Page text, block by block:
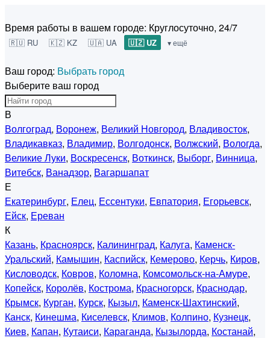
Время работы в вашем городе: Круглосуточно, 24/7
🇷🇺 RU 🇰🇿 KZ 🇺🇦 UA 🇺🇿 UZ ▾ ещё
Ваш город: Выбрать город
Выберите ваш город
В
Волгоград, Воронеж, Великий Новгород, Владивосток,
Владикавказ, Владимир, Волгодонск, Волжский, Вологда,
Великие Луки, Воскресенск, Воткинск, Выборг, Винница,
Витебск, Ванадзор, Вагаршапат
Е
Екатеринбург, Елец, Ессентуки, Евпатория, Егорьевск,
Ейск, Ереван
К
Казань, Красноярск, Калининград, Калуга, Каменск-
Уральский, Камышин, Каспийск, Кемерово, Керчь, Киров,
Кисловодск, Ковров, Коломна, Комсомольск-на-Амуре,
Копейск, Королёв, Кострома, Красногорск, Краснодар,
Крымск, Курган, Курск, Кызыл, Каменск-Шахтинский,
Канск, Кинешма, Киселевск, Климов, Колпино, Кузнецк,
Киев, Капан, Кутаиси, Караганда, Кызылорда, Костанай,